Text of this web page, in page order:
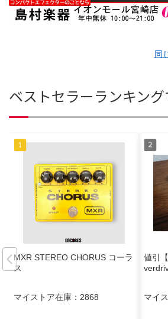
同
ベストセラーランキン
MXR STEREO CHORUS コーラ
ス
マイストア在庫： 2868
値引
マイ